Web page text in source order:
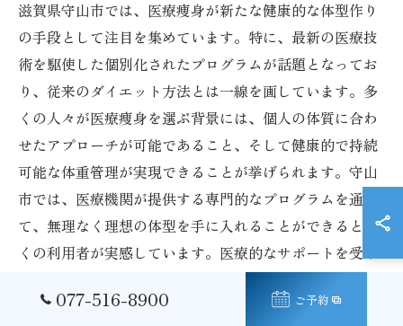
滋賀県守山市では、医療痩身が新たな健康的な体型作り
の手段として注目を集めています。特に、最新の医療技
術を駆使した個別化されたプログラムが話題となってお
り、従来のダイエット方法とは一線を画しています。多
くの人々が医療痩身を選ぶ背景には、個人の体質に合わ
せたアプローチが可能であること、そして健康的で持続
可能な体重管理が実現できることが挙げられます。守山
市では、医療機関が提供する専門的なプログラムを通じ
て、無理なく理想の体型を手に入れることができると多
くの利用者が実感しています。医療的なサポートを受け
ることで、安全かつ効果的に目標を達成することが可能
です。077-516-8900 ご予約